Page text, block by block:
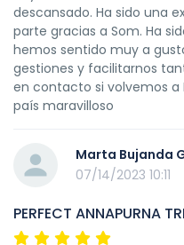
descansado. Ha sido una
parte gracias a Som. Ha
hemos sentido muy a
gestiones y facilitarnos
en contacto si volvemos
país maravilloso
Marta Bujanda
07/14/2023 10:11
PERFECT ANNAPURNA